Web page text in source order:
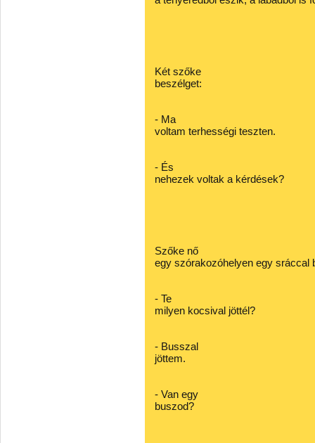
Két szőke
beszélget:
- Ma
voltam terhességi teszten.
- És
nehezek voltak a kérdések?
Szőke nő
egy szórakozóhelyen egy sráccal
- Te
milyen kocsival jöttél?
- Busszal
jöttem.
- Van egy
buszod?